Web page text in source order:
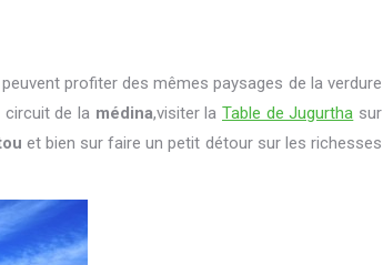
profiter des mêmes paysages de la verdure
circuit de la médina,visiter laTable de Jugurtha sur
et bien sur faire un petit détour sur les richesses